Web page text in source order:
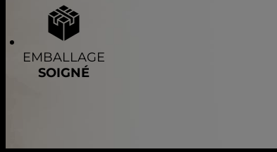
EMBALLAGE
SOIGNÉ